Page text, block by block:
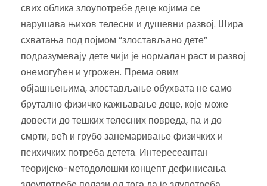
свих облика злоупотребе деце којима се
нарушава њихов телесни и душевни развој. Шира
схватања под појмом “злостављано дете”
подразумевају дете чији је нормалан раст и развој
онемогућен и угрожен. Према овим
објашњењима, злостављање обухвата не само
брутално физичко кажњавање деце, које може
довести до тешких телесних повреда, па и до
смрти, већ и грубо занемаривање физичких и
психичких потреба детета. Интересеантан
теоријско-методолошки концепт дефинисања